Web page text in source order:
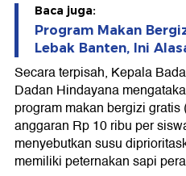
Baca juga:
Program Makan
Lebak Banten, Ini
Secara terpisah, Kepala
Dadan Hindayana
program makan bergizi
anggaran Rp 10 ribu per
menyebutkan susu
memiliki peternakan sapi